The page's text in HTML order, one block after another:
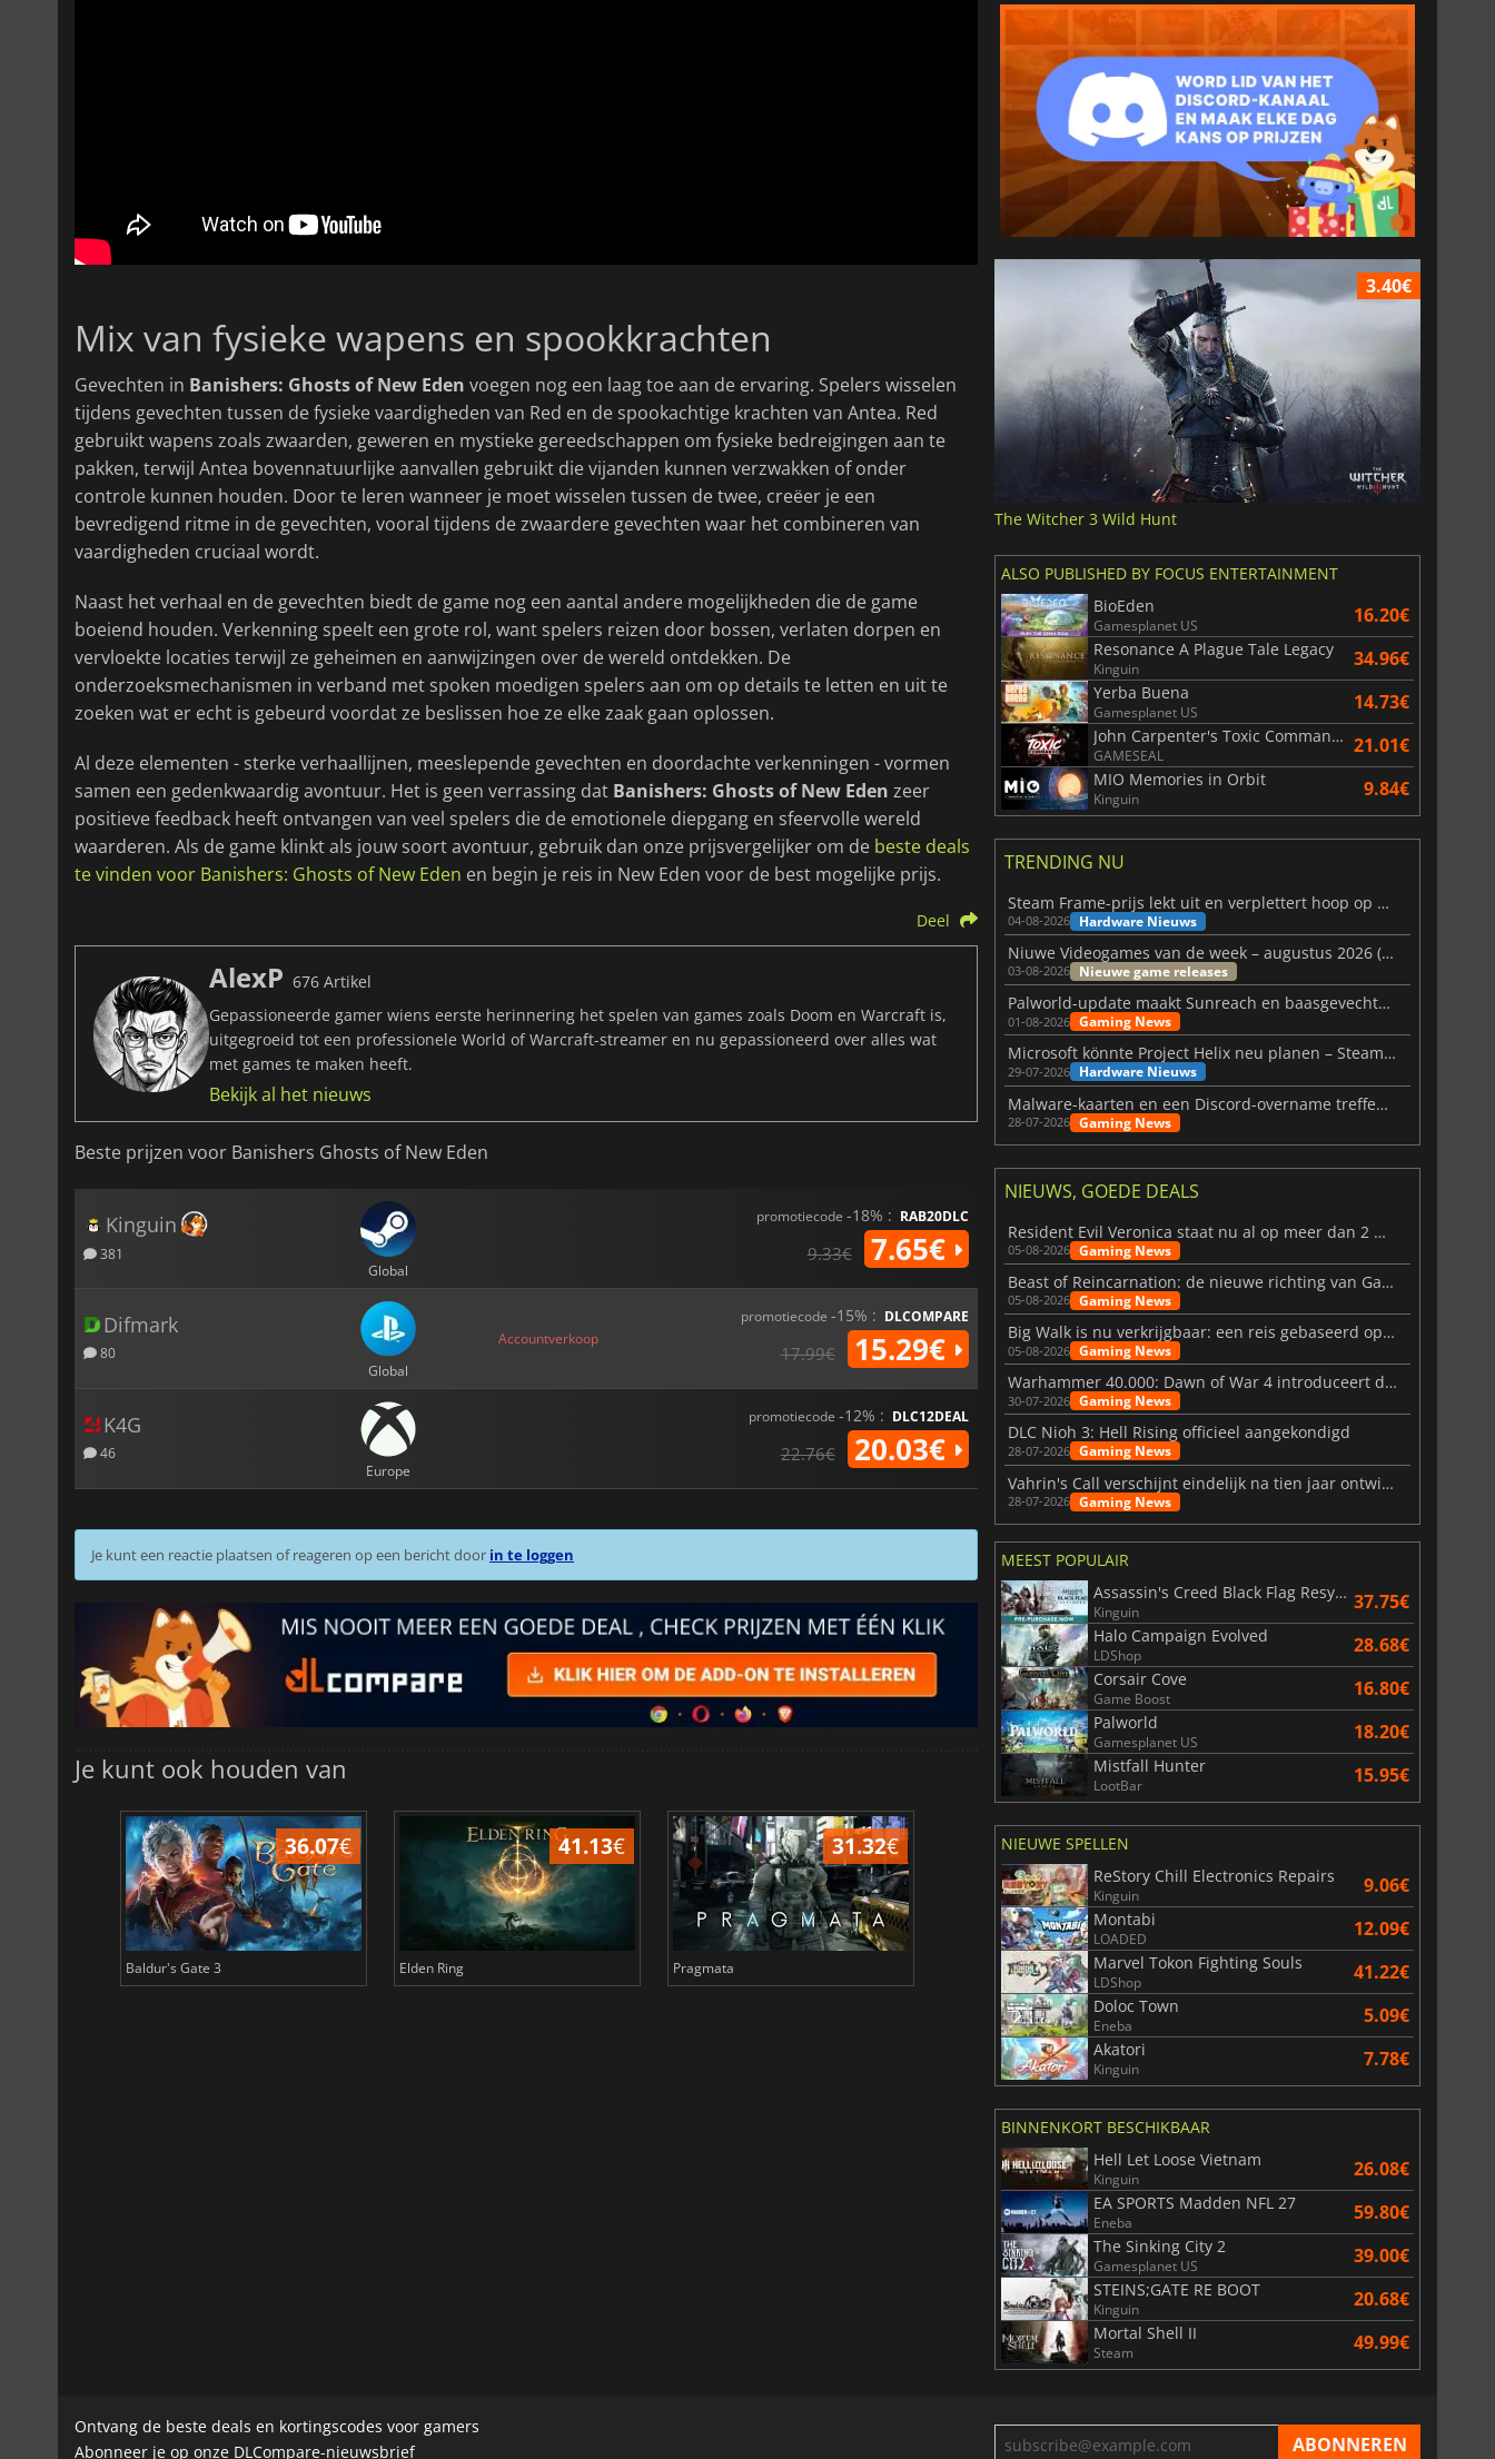
Mix van fysieke wapens en spookkrachten
Gevechten in Banishers: Ghosts of New Eden voegen nog een laag toe aan de ervaring. Spelers wisselen
tijdens gevechten tussen de fysieke vaardigheden van Red en de spookachtige krachten van Antea. Red
gebruikt wapens zoals zwaarden, geweren en mystieke gereedschappen om fysieke bedreigingen aan te
pakken, terwijl Antea bovennatuurlijke aanvallen gebruikt die vijanden kunnen verzwakken of onder
controle kunnen houden. Door te leren wanneer je moet wisselen tussen de twee, creëer je een
bevredigend ritme in de gevechten, vooral tijdens de zwaardere gevechten waar het combineren van
vaardigheden cruciaal wordt.
Naast het verhaal en de gevechten biedt de game nog een aantal andere mogelijkheden die de game
boeiend houden. Verkenning speelt een grote rol, want spelers reizen door bossen, verlaten dorpen en
vervloekte locaties terwijl ze geheimen en aanwijzingen over de wereld ontdekken. De
onderzoeksmechanismen in verband met spoken moedigen spelers aan om op details te letten en uit te
zoeken wat er echt is gebeurd voordat ze beslissen hoe ze elke zaak gaan oplossen.
Al deze elementen - sterke verhaallijnen, meeslepende gevechten en doordachte verkenningen - vormen
samen een gedenkwaardig avontuur. Het is geen verrassing dat Banishers: Ghosts of New Eden zeer
positieve feedback heeft ontvangen van veel spelers die de emotionele diepgang en sfeervolle wereld
waarderen. Als de game klinkt als jouw soort avontuur, gebruik dan onze prijsvergelijker om de beste deals
te vinden voor Banishers: Ghosts of New Eden en begin je reis in New Eden voor de best mogelijke prijs.
Deel
AlexP 676 Artikel
Gepassioneerde gamer wiens eerste herinnering het spelen van games zoals Doom en Warcraft is,
uitgegroeid tot een professionele World of Warcraft-streamer en nu gepassioneerd over alles wat
met games te maken heeft.
Bekijk al het nieuws
Beste prijzen voor Banishers Ghosts of New Eden
Kinguin
381
Global
promotiecode -18% : RAB20DLC
9.33€ 7.65€
Difmark
80
Global
Accountverkoop
promotiecode -15% : DLCOMPARE
17.99€ 15.29€
K4G
46
Europe
promotiecode -12% : DLC12DEAL
22.76€ 20.03€
Je kunt een reactie plaatsen of reageren op een bericht door in te loggen
Je kunt ook houden van
36.07€
Baldur's Gate 3
41.13€
Elden Ring
31.32€
Pragmata
6.75
Total War WARHAMMER 3 Lies Of P
3.40€
The Witcher 3 Wild Hunt
ALSO PUBLISHED BY FOCUS ENTERTAINMENT
BioEden
Gamesplanet US 16.20€
Resonance A Plague Tale Legacy
Kinguin 34.96€
Yerba Buena
Gamesplanet US 14.73€
John Carpenter's Toxic Commando
GAMESEAL 21.01€
MIO Memories in Orbit
Kinguin 9.84€
TRENDING NU
Steam Frame-prijs lekt uit en verplettert hoop op betaalbare VR
04-08-2026 Hardware Nieuws
Niuwe Videogames van de week – augustus 2026 (week 32)
03-08-2026 Nieuwe game releases
Palworld-update maakt Sunreach en baasgevechten stabieler
01-08-2026 Gaming News
Microsoft könnte Project Helix neu planen – Steam-Support wackelt
29-07-2026 Hardware Nieuws
Malware-kaarten en een Discord-overname treffen Meccha Chameleon
28-07-2026 Gaming News
NIEUWS, GOEDE DEALS
Resident Evil Veronica staat nu al op meer dan 2 miljoen verlanglijstjes
05-08-2026 Gaming News
Beast of Reincarnation: de nieuwe richting van Game Freak
05-08-2026 Gaming News
Big Walk is nu verkrijgbaar: een reis gebaseerd op vriendschap
05-08-2026 Gaming News
Warhammer 40.000: Dawn of War 4 introduceert de Necron-factie
30-07-2026 Gaming News
DLC Nioh 3: Hell Rising officieel aangekondigd
28-07-2026 Gaming News
Vahrin's Call verschijnt eindelijk na tien jaar ontwikkeling
28-07-2026 Gaming News
MEEST POPULAIR
Assassin's Creed Black Flag Resynced
Kinguin 37.75€
Halo Campaign Evolved
LDShop 28.68€
Corsair Cove
Game Boost 16.80€
Palworld
Gamesplanet US 18.20€
Mistfall Hunter
LootBar 15.95€
NIEUWE SPELLEN
ReStory Chill Electronics Repairs
Kinguin 9.06€
Montabi
LOADED 12.09€
Marvel Tokon Fighting Souls
LDShop 41.22€
Doloc Town
Eneba 5.09€
Akatori
Kinguin 7.78€
BINNENKORT BESCHIKBAAR
Hell Let Loose Vietnam
Kinguin 26.08€
EA SPORTS Madden NFL 27
Eneba 59.80€
The Sinking City 2
Gamesplanet US 39.00€
STEINS;GATE RE BOOT
Kinguin 20.68€
Mortal Shell II
Steam 49.99€
Ontvang de beste deals en kortingscodes voor gamers
Abonneer je op onze DLCompare-nieuwsbrief